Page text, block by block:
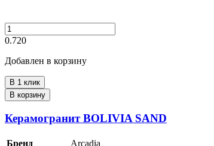
0.720
Добавлен в корзину
В 1 клик
В корзину
Керамогранит BOLIVIA SAND
Бренд Arcadia